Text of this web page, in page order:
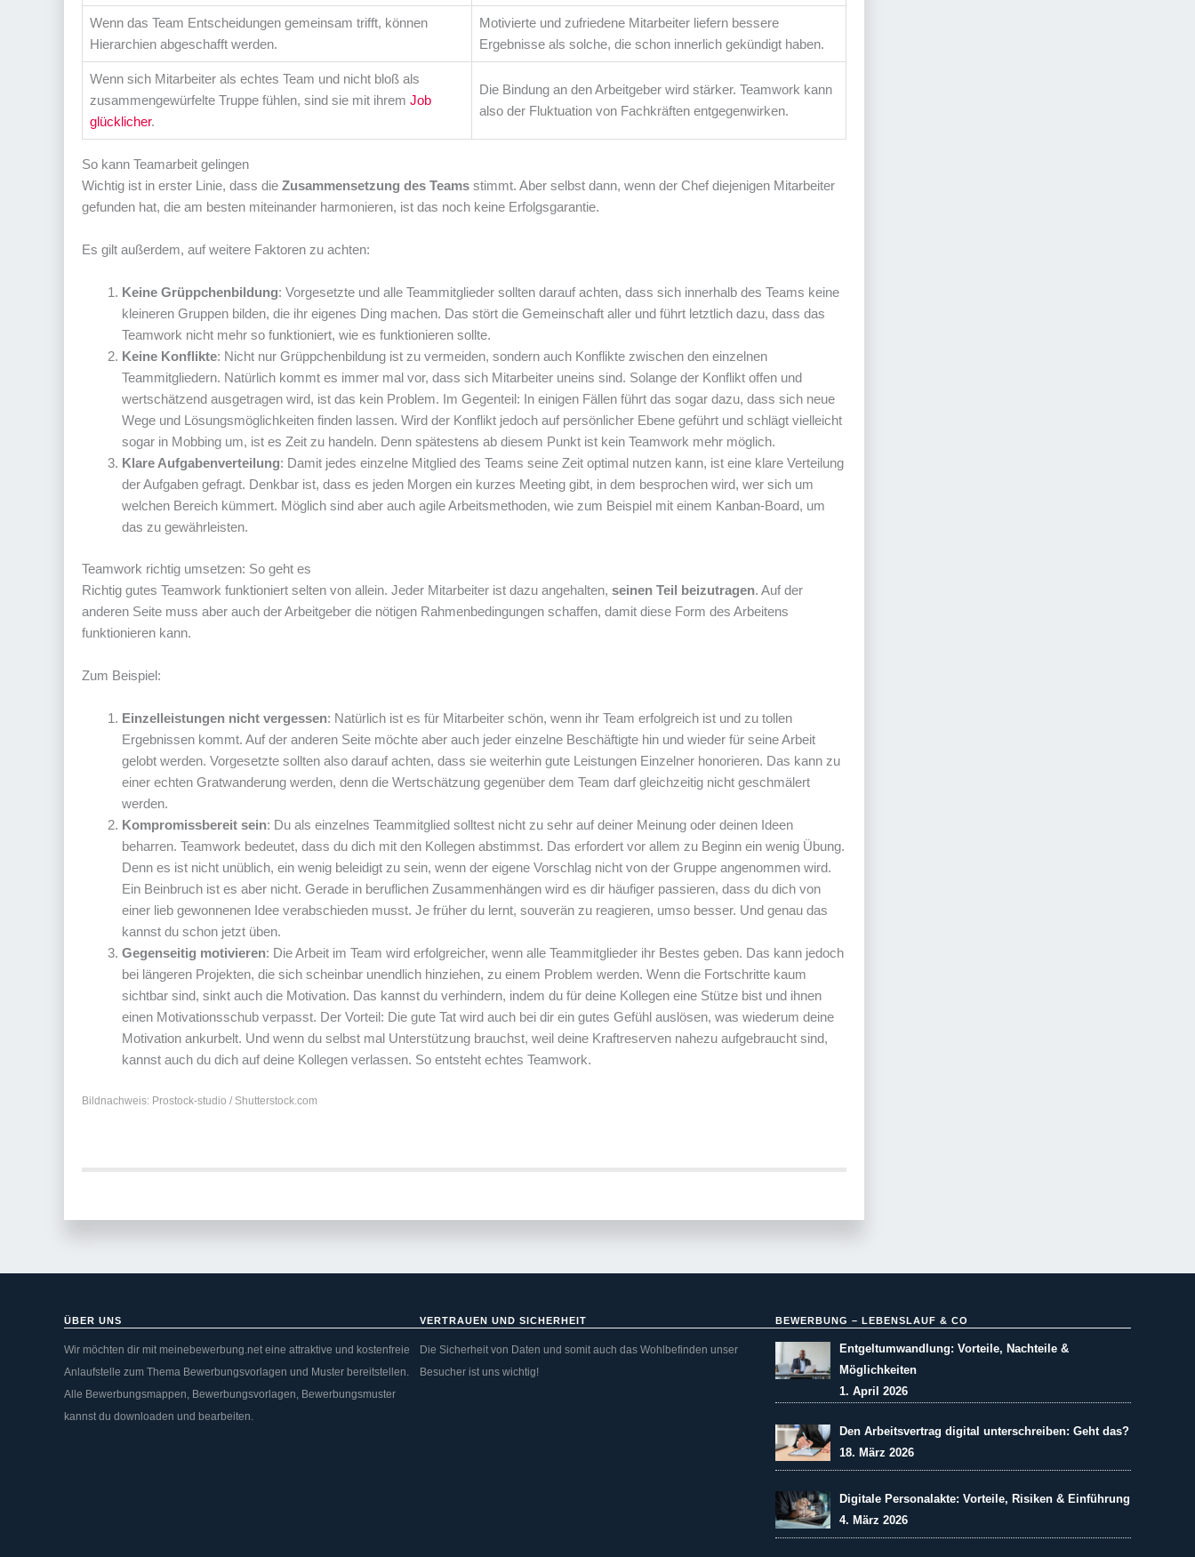
Wenn das Team Entscheidungen gemeinsam trifft, können
Hierarchien abgeschafft werden.
Motivierte und zufriedene Mitarbeiter liefern bessere
Ergebnisse als solche, die schon innerlich gekündigt haben.
Wenn sich Mitarbeiter als echtes Team und nicht bloß als
zusammengewürfelte Truppe fühlen, sind sie mit ihrem Job
glücklicher.
Die Bindung an den Arbeitgeber wird stärker. Teamwork kann
also der Fluktuation von Fachkräften entgegenwirken.
So kann Teamarbeit gelingen
Wichtig ist in erster Linie, dass die Zusammensetzung des Teams stimmt. Aber selbst dann, wenn der Chef diejenigen Mitarbeiter
gefunden hat, die am besten miteinander harmonieren, ist das noch keine Erfolgsgarantie.
Es gilt außerdem, auf weitere Faktoren zu achten:
Keine Grüppchenbildung: Vorgesetzte und alle Teammitglieder sollten darauf achten, dass sich innerhalb des Teams keine
kleineren Gruppen bilden, die ihr eigenes Ding machen. Das stört die Gemeinschaft aller und führt letztlich dazu, dass das
Teamwork nicht mehr so funktioniert, wie es funktionieren sollte.
Keine Konflikte: Nicht nur Grüppchenbildung ist zu vermeiden, sondern auch Konflikte zwischen den einzelnen
Teammitgliedern. Natürlich kommt es immer mal vor, dass sich Mitarbeiter uneins sind. Solange der Konflikt offen und
wertschätzend ausgetragen wird, ist das kein Problem. Im Gegenteil: In einigen Fällen führt das sogar dazu, dass sich neue
Wege und Lösungsmöglichkeiten finden lassen. Wird der Konflikt jedoch auf persönlicher Ebene geführt und schlägt vielleicht
sogar in Mobbing um, ist es Zeit zu handeln. Denn spätestens ab diesem Punkt ist kein Teamwork mehr möglich.
Klare Aufgabenverteilung: Damit jedes einzelne Mitglied des Teams seine Zeit optimal nutzen kann, ist eine klare Verteilung
der Aufgaben gefragt. Denkbar ist, dass es jeden Morgen ein kurzes Meeting gibt, in dem besprochen wird, wer sich um
welchen Bereich kümmert. Möglich sind aber auch agile Arbeitsmethoden, wie zum Beispiel mit einem Kanban-Board, um
das zu gewährleisten.
Teamwork richtig umsetzen: So geht es
Richtig gutes Teamwork funktioniert selten von allein. Jeder Mitarbeiter ist dazu angehalten, seinen Teil beizutragen. Auf der
anderen Seite muss aber auch der Arbeitgeber die nötigen Rahmenbedingungen schaffen, damit diese Form des Arbeitens
funktionieren kann.
Zum Beispiel:
Einzelleistungen nicht vergessen: Natürlich ist es für Mitarbeiter schön, wenn ihr Team erfolgreich ist und zu tollen
Ergebnissen kommt. Auf der anderen Seite möchte aber auch jeder einzelne Beschäftigte hin und wieder für seine Arbeit
gelobt werden. Vorgesetzte sollten also darauf achten, dass sie weiterhin gute Leistungen Einzelner honorieren. Das kann zu
einer echten Gratwanderung werden, denn die Wertschätzung gegenüber dem Team darf gleichzeitig nicht geschmälert
werden.
Kompromissbereit sein: Du als einzelnes Teammitglied solltest nicht zu sehr auf deiner Meinung oder deinen Ideen
beharren. Teamwork bedeutet, dass du dich mit den Kollegen abstimmst. Das erfordert vor allem zu Beginn ein wenig Übung.
Denn es ist nicht unüblich, ein wenig beleidigt zu sein, wenn der eigene Vorschlag nicht von der Gruppe angenommen wird.
Ein Beinbruch ist es aber nicht. Gerade in beruflichen Zusammenhängen wird es dir häufiger passieren, dass du dich von
einer lieb gewonnenen Idee verabschieden musst. Je früher du lernt, souverän zu reagieren, umso besser. Und genau das
kannst du schon jetzt üben.
Gegenseitig motivieren: Die Arbeit im Team wird erfolgreicher, wenn alle Teammitglieder ihr Bestes geben. Das kann jedoch
bei längeren Projekten, die sich scheinbar unendlich hinziehen, zu einem Problem werden. Wenn die Fortschritte kaum
sichtbar sind, sinkt auch die Motivation. Das kannst du verhindern, indem du für deine Kollegen eine Stütze bist und ihnen
einen Motivationsschub verpasst. Der Vorteil: Die gute Tat wird auch bei dir ein gutes Gefühl auslösen, was wiederum deine
Motivation ankurbelt. Und wenn du selbst mal Unterstützung brauchst, weil deine Kraftreserven nahezu aufgebraucht sind,
kannst auch du dich auf deine Kollegen verlassen. So entsteht echtes Teamwork.
Bildnachweis: Prostock-studio / Shutterstock.com
ÜBER UNS
Wir möchten dir mit meinebewerbung.net eine attraktive und kostenfreie
Anlaufstelle zum Thema Bewerbungsvorlagen und Muster bereitstellen.
Alle Bewerbungsmappen, Bewerbungsvorlagen, Bewerbungsmuster
kannst du downloaden und bearbeiten.
VERTRAUEN UND SICHERHEIT
Die Sicherheit von Daten und somit auch das Wohlbefinden unser
Besucher ist uns wichtig!
BEWERBUNG – LEBENSLAUF & CO
Entgeltumwandlung: Vorteile, Nachteile &
Möglichkeiten
1. April 2026
Den Arbeitsvertrag digital unterschreiben: Geht das?
18. März 2026
Digitale Personalakte: Vorteile, Risiken & Einführung
4. März 2026